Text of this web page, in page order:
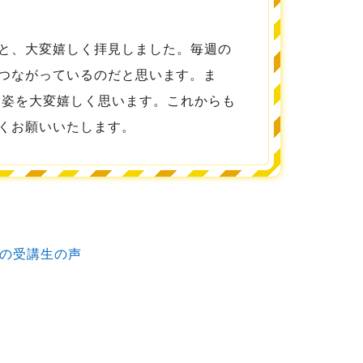
、大変嬉しく拝見しました。毎週の
がっているのだと思います。ま
を大変嬉しく思います。これからも
お願いいたします。
受講生の声